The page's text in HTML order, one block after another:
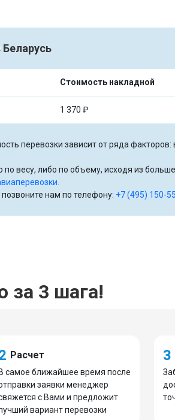
Беларусь
Стоимость накладной
1 370 ₽
перевозки зависит от ряда факторов:
по весу, либо по объему, исходя из
нам по телефону: +7 (495) 150-
за 3 шага!
Расчет
самое ближайшее время после
заявки менеджер
с Вами и предложит
вариант перевозки
3